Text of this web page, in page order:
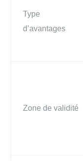
Type
d’avantages
Zone de validité